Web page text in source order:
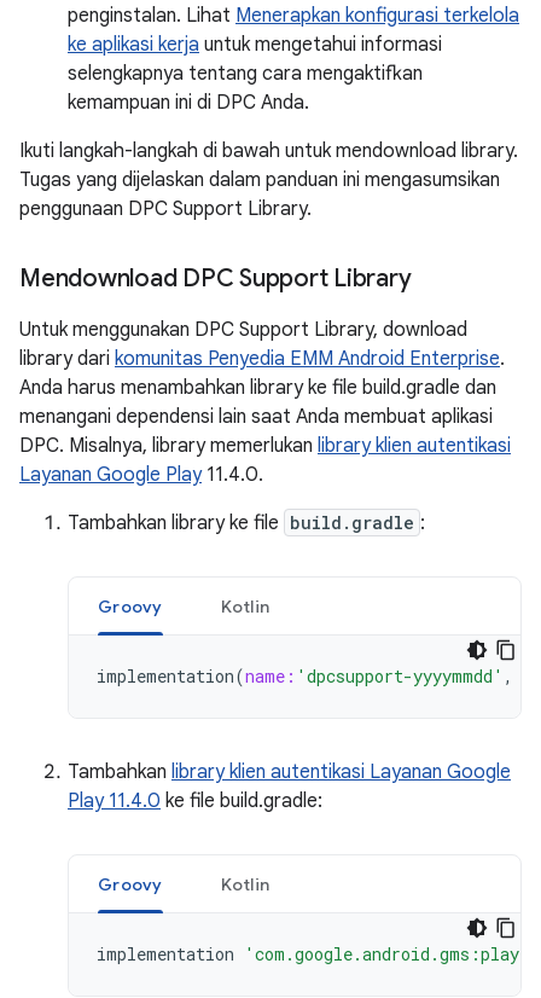
penginstalan. Lihat Menerapkan konfigurasi terkelola
ke aplikasi kerja untuk mengetahui informasi
selengkapnya tentang cara mengaktifkan
kemampuan ini di DPC Anda.
Ikuti langkah-langkah di bawah untuk mendownload library.
Tugas yang dijelaskan dalam panduan ini mengasumsikan
penggunaan DPC Support Library.
Mendownload DPC Support Library
Untuk menggunakan DPC Support Library, download
library dari komunitas Penyedia EMM Android Enterprise.
Anda harus menambahkan library ke file build.gradle dan
menangani dependensi lain saat Anda membuat aplikasi
DPC. Misalnya, library memerlukan library klien autentikasi
Layanan Google Play11.4.0.
Tambahkan library ke file build.gradle :
Groovy Kotlin
implementation(name: 'dpcsupport-yyyymmdd' ,
Tambahkan library klien autentikasi Layanan Google
Play 11.4.0 ke file build.gradle:
Groovy Kotlin
implementation